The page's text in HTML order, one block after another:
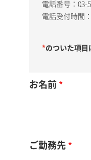
電話番号：03-
電話受付時間
*のついた項目
お名前
ご勤務先